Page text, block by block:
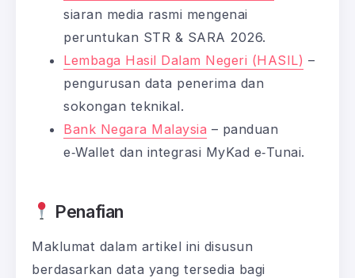
siaran media rasmi mengenai
peruntukan STR & SARA 2026.
Lembaga Hasil Dalam Negeri (HASIL) –
pengurusan data penerima dan
sokongan teknikal.
Bank Negara Malaysia – panduan
e‑Wallet dan integrasi MyKad e‑Tunai.
Penafian
Maklumat dalam artikel ini disusun
berdasarkan data yang tersedia bagi